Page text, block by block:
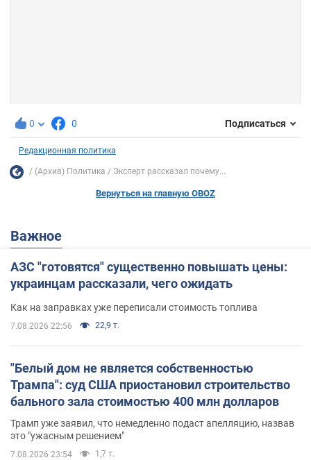
0 0 Подписаться
Редакционная политика
(Архив) Политика Эксперт рассказал почему...
Вернуться на главную OBOZ
Важное
АЗС "готовятся" существенно повышать цены:
украинцам рассказали, чего ожидать
Как на заправках уже переписали стоимость топлива
7.08.2026 22:56 22,9 т.
"Белый дом не является собственностью
Трампа": суд США приостановил строительство
бального зала стоимостью 400 млн долларов
Трамп уже заявил, что немедленно подаст апелляцию, назвав
это "ужасным решением"
7.08.2026 23:54 1,7 т.